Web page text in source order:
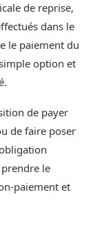
de reprise,
dans le
le paiement du
option et
de payer
de faire poser
le
et